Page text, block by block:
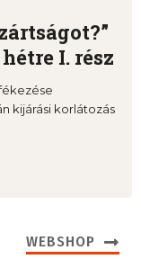
I. rész
kijárási korlátozás
WEBSHOP